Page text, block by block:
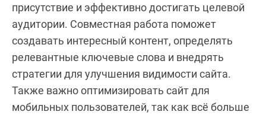
присутствие и эффективно достигать целевой
аудитории. Совместная работа поможет
создавать интересный контент, определять
релевантные ключевые слова и внедрять
стратегии для улучшения видимости сайта.
Также важно оптимизировать сайт для
мобильных пользователей, так как всё больше